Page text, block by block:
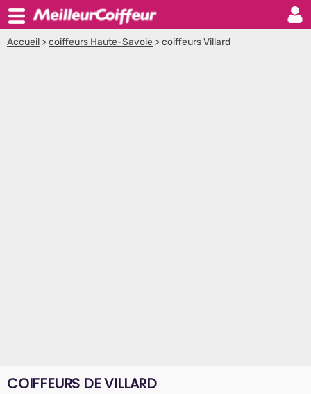
Accueil >coiffeurs Haute-Savoie >coiffeurs Villard
COIFFEURS DE VILLARD